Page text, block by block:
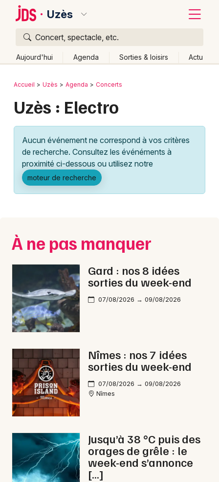
Uzès
Concert, spectacle, etc.
Aujourd'hui Agenda Sorties & loisirs Actu
Publier un événement
Grands événements
Activité & Expérience
Manifestations
Spectacles
Concerts
Sports
Soirées
Sorties famille
Expos
Sorties & loisirs
Electro dans le Gard
Electro en Occitanie
Bordeaux
Lille
Lyon
Marseille
Nantes
Nice
Strasbourg
Toulouse
Retour
Accueil Uzès Agenda Concerts
Uzès : Electro
Aucun événement ne correspond à vos critères
de recherche. Consultez les événéments à
proximité ci-dessous ou utilisez notre
moteur de recherche
À ne pas manquer
Gard : nos 8 idées
sorties du week-end
07/08/2026 → 09/08/2026
Nîmes : nos 7 idées
sorties du week-end
07/08/2026 → 09/08/2026
Nîmes
Jusqu’à 38 °C puis des
orages de grêle : le
week-end s’annonce
[…]
Quoi ?
Où ?
Partout
Près de moi Changer de lieu
Quand ?
Ce week-end